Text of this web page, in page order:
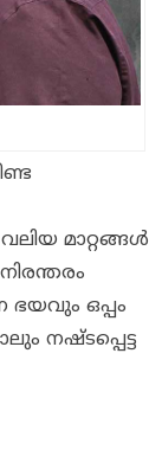
മാറ്റങ്ങൾ
ഒപ്പം
നഷ്ടപ്പെട്ട